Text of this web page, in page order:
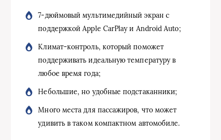
7-дюймовый мультимедийный экран с
поддержкой Apple CarPlay и Android Auto;
Климат-контроль, который поможет
поддерживать идеальную температуру в
любое время года;
Небольшие, но удобные подстаканники;
Много места для пассажиров, что может
удивить в таком компактном автомобиле.